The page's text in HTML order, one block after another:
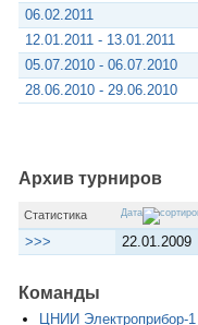
06.02.2011
12.01.2011 - 13.01.2011
05.07.2010 - 06.07.2010
28.06.2010 - 29.06.2010
Архив турниров
Статистика Дата
>>> 22.01.2009
Команды
ЦНИИ Электроприбор-1